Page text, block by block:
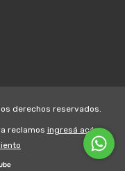
derechos reservados.
reclamos ingresá acá.